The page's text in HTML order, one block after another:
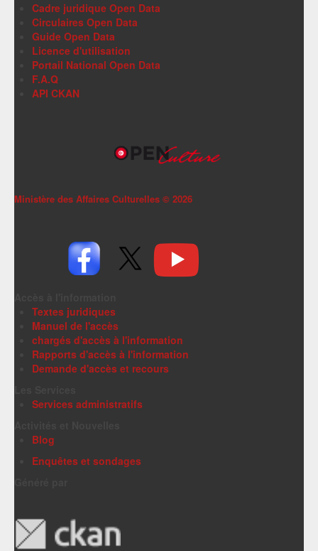
Cadre juridique Open Data
Circulaires Open Data
Guide Open Data
Licence d'utilisation
Portail National Open Data
F.A.Q
API CKAN
Ministère des Affaires Culturelles © 2026
Textes juridiques
Manuel de l'accès
chargés d'accès à l'information
Rapports d'accès à l'information
Demande d'accès et recours
Services administratifs
Blog
Enquêtes et sondages